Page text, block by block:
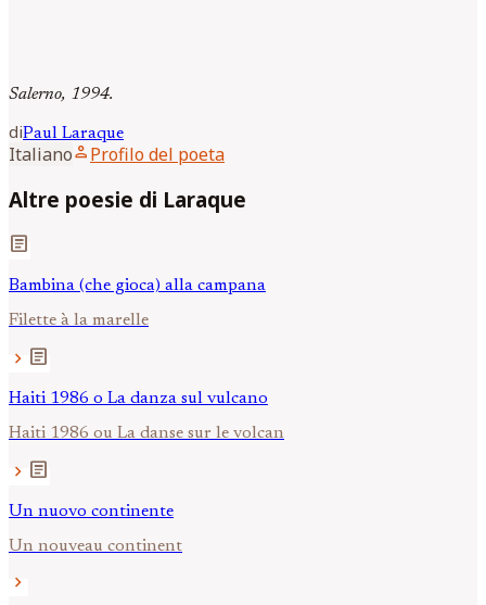
Salerno, 1994.
diPaul Laraque
Italianoperson Profilo del poeta
Altre poesie di Laraque
article
Bambina (che gioca) alla campana
Filette à la marelle
chevron_right article
Haiti 1986 o La danza sul vulcano
Haiti 1986 ou La danse sur le volcan
chevron_right article
Un nuovo continente
Un nouveau continent
chevron_right